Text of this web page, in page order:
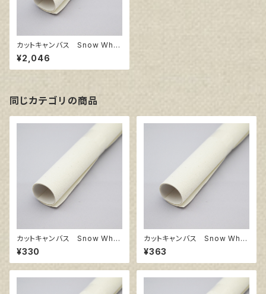
カットキャンバス Snow Whit
e SPC F25
¥2,046
同じカテゴリの商品
カットキャンバス Snow Whit
e SPC SM
¥330
カットキャンバス Snow Whit
e SPC F3
¥363